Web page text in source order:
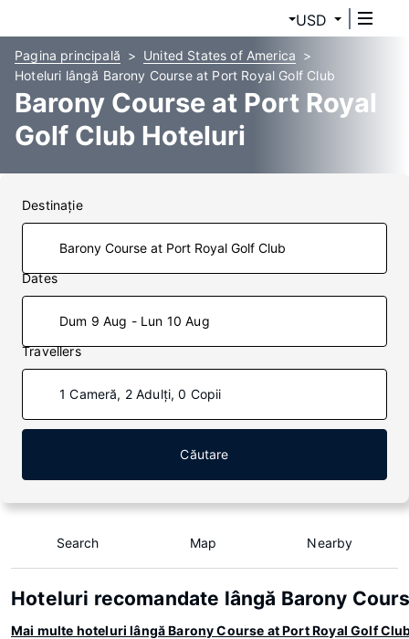
USD
Pagina principală
United States of America
Hoteluri lângă Barony Course at Port Royal Golf Club
Barony Course at Port Royal
Golf Club Hoteluri
Destinaţie
Dates
Dum 9 Aug - Lun 10 Aug
Travellers
1 Cameră, 2 Adulți, 0 Copii
Căutare
Search Map Nearby
Hoteluri recomandate lângă Barony
Mai multe hoteluri lângă Barony Course at Port Royal Golf